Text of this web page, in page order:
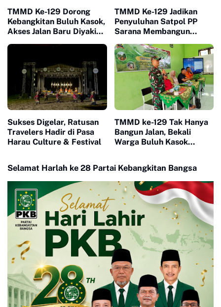
TMMD Ke-129 Dorong
Kebangkitan Buluh Kasok,
Akses Jalan Baru Diyakini
TMMD Ke-129 Jadikan
Penyuluhan Satpol PP
Sarana Membangun
Ketertiban
Sukses Digelar, Ratusan
Travelers Hadir di Pasa
Harau Culture & Festival
TMMD ke-129 Tak Hanya
Bangun Jalan, Bekali
Warga Buluh Kasok
Selamat Harlah ke 28 Partai Kebangkitan Bangsa